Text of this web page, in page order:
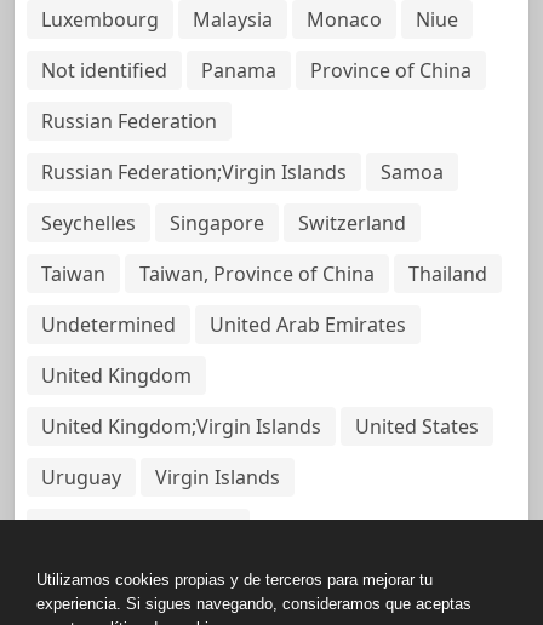
Luxembourg
Malaysia Monaco
Niue
Not identified
Panama
Province of China
Russian Federation
Russian Federation;Virgin Islands
Samoa
Seychelles
Singapore
Switzerland
Taiwan
Taiwan, Province of China
Thailand
Undetermined
United Arab Emirates
United Kingdom
United Kingdom;Virgin Islands
United States
Uruguay
Virgin Islands
Virgin Islands, British
Utilizamos cookies propias y de terceros para mejorar tu
experiencia. Si sigues navegando, consideramos que aceptas